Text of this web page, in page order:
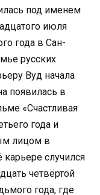
под именем
июля
года в Сан-
русских
Вуд начала
появилась в
«Счастливая
года и
лицом в
случился
четвёртой
года, где